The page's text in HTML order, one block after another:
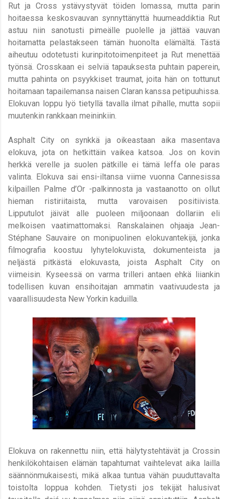
Rut ja Cross ystävystyvät töiden lomassa, mutta parin
hoitaessa keskosvauvan synnyttänyttä huumeaddiktia Rut
astuu niin sanotusti pimeälle puolelle ja jättää vauvan
hoitamatta pelastakseen tämän huonolta elämältä. Tästä
aiheutuu odotetusti kurinpitotoimenpiteet ja Rut menettää
työnsä. Crosskaan ei selviä tapauksesta puhtain paperein,
mutta pahinta on psyykkiset traumat, joita hän on tottunut
hoitamaan tapailemansa naisen Claran kanssa petipuuhissa.
Elokuvan loppu lyö tietyllä tavalla ilmat pihalle, mutta sopii
muutenkin rankkaan meininkiin.
Asphalt City on synkkä ja oikeastaan aika masentava
elokuva, jota on hetkittäin vaikea katsoa. Jos on kovin
herkkä verelle ja suolen pätkille ei tämä leffa ole paras
valinta. Elokuva sai ensi-iltansa viime vuonna Cannesissa
kilpaillen Palme d’Or -palkinnosta ja vastaanotto on ollut
hieman ristiriitaista, mutta varovaisen positiivista.
Lipputulot jäivät alle puoleen miljoonaan dollariin eli
melkoisen vaatimattomaksi. Ranskalainen ohjaaja Jean-
Stéphane Sauvaire on monipuolinen elokuvantekijä, jonka
filmografia koostuu lyhytelokuvista, dokumenteista ja
neljästä pitkästä elokuvasta, joista Asphalt City on
viimeisin. Kyseessä on varma trilleri antaen ehkä liiankin
todellisen kuvan ensihoitajan ammatin vaativuudesta ja
vaarallisuudesta New Yorkin kaduilla.
Elokuva on rakennettu niin, että hälytystehtävät ja Crossin
henkilökohtaisen elämän tapahtumat vaihtelevat aika lailla
säännönmukaisesti, mikä alkaa tuntua vähän puuduttavalta
toistolta loppua kohden. Tietysti jos tekijät halusivat